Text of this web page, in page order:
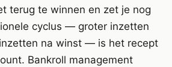
terug te winnen en zet je nog
cyclus — groter inzetten
na winst — is het recept
Bankroll management